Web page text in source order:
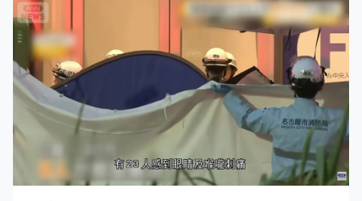
一次為6.5級，約一萬個家庭流離失所。總統小馬可斯已下
令相關機構加緊救災，政府又派出食物貨車支援搜救人員
和災民。